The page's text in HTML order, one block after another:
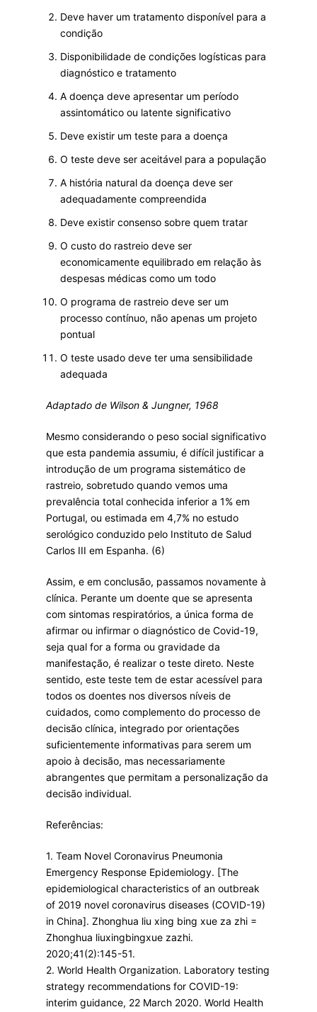
Deve haver um tratamento disponível para a
condição
Disponibilidade de condições logísticas para
diagnóstico e tratamento
A doença deve apresentar um período
assintomático ou latente significativo
Deve existir um teste para a doença
O teste deve ser aceitável para a população
A história natural da doença deve ser
adequadamente compreendida
Deve existir consenso sobre quem tratar
O custo do rastreio deve ser
economicamente equilibrado em relação às
despesas médicas como um todo
O programa de rastreio deve ser um
processo contínuo, não apenas um projeto
pontual
O teste usado deve ter uma sensibilidade
adequada
Adaptado de Wilson & Jungner, 1968
Mesmo considerando o peso social significativo
que esta pandemia assumiu, é difícil justificar a
introdução de um programa sistemático de
rastreio, sobretudo quando vemos uma
prevalência total conhecida inferior a 1% em
Portugal, ou estimada em 4,7% no estudo
serológico conduzido pelo Instituto de Salud
Carlos III em Espanha. (6)
Assim, e em conclusão, passamos novamente à
clínica. Perante um doente que se apresenta
com sintomas respiratórios, a única forma de
afirmar ou infirmar o diagnóstico de Covid-19,
seja qual for a forma ou gravidade da
manifestação, é realizar o teste direto. Neste
sentido, este teste tem de estar acessível para
todos os doentes nos diversos níveis de
cuidados, como complemento do processo de
decisão clínica, integrado por orientações
suficientemente informativas para serem um
apoio à decisão, mas necessariamente
abrangentes que permitam a personalização da
decisão individual.
Referências:
1. Team Novel Coronavirus Pneumonia
Emergency Response Epidemiology. [The
epidemiological characteristics of an outbreak
of 2019 novel coronavirus diseases (COVID-19)
in China]. Zhonghua liu xing bing xue za zhi =
Zhonghua liuxingbingxue zazhi.
2020;41(2):145-51.
2. World Health Organization. Laboratory testing
strategy recommendations for COVID-19:
interim guidance, 22 March 2020. World Health